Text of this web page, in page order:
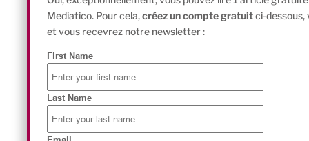
Mediatico. Pour cela,créez un compte gratuitci-dessous,
et vous recevrez notre newsletter :
First Name
Last Name